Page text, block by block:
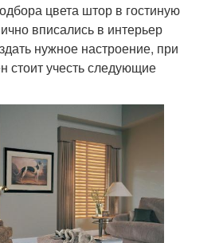
цвета штор в гостиную
вписались в интерьер
нужное настроение, при
стоит учесть следующие